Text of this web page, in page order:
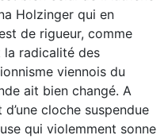
Holzinger qui en
de rigueur, comme
la radicalité des
viennois du
ait bien changé. A
cloche suspendue
qui violemment sonne